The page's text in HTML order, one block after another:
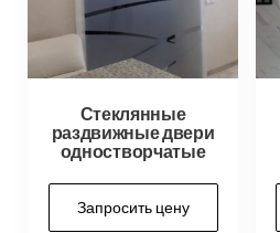
Стеклянные
раздвижные двери
одностворчатые